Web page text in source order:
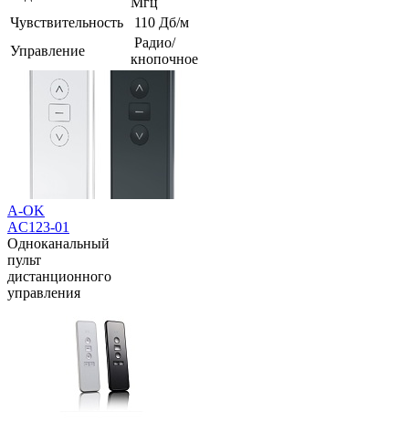
Чувствительность
110 Дб/м
Управление
Радио/
кнопочное
A-OK
AC123-01
Одноканальный
пульт
дистанционного
управления